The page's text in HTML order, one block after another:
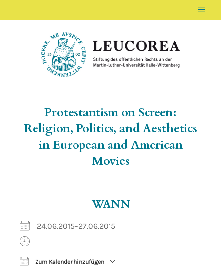
LEUCOREA DE
Stiftung des öffentlichen Rechts an der
Protestantism on Screen:
Religion, Politics, and Aesthetics
in European and American
Movies
WANN
24.06.2015–27.06.2015
Zum Kalender hinzufügen